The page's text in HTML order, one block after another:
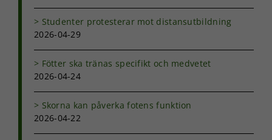
Studenter protesterar mot distansutbildning
2026-04-29
Fötter ska tränas specifikt och medvetet
2026-04-24
Skorna kan påverka fotens funktion
2026-04-22